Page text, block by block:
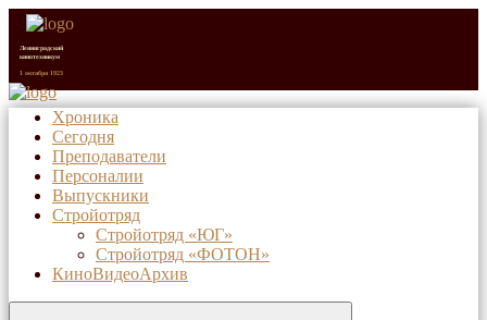
Ленинградский
кинотехникум
1 октября 1923
Санкт-Петербургский
киновидеотехнический
колледж (с 1992 г.)
1 октября 2023
Хроника
Сегодня
Преподаватели
Персоналии
Выпускники
Стройотряд
Стройотряд «ЮГ»
Стройотряд «ФОТОН»
КиноВидеоАрхив